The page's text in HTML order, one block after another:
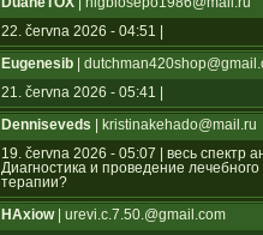
22. června 2026 - 04:51 |
Eugenesib |
21. června 2026 - 05:41 |
Denniseveds | kristinakehado@mail.ru
19. června 2026 - 05:07 | весь спектр
Диагностика и проведение
терапии?
HAxiow| urevi.c.7.50.@gmail.com